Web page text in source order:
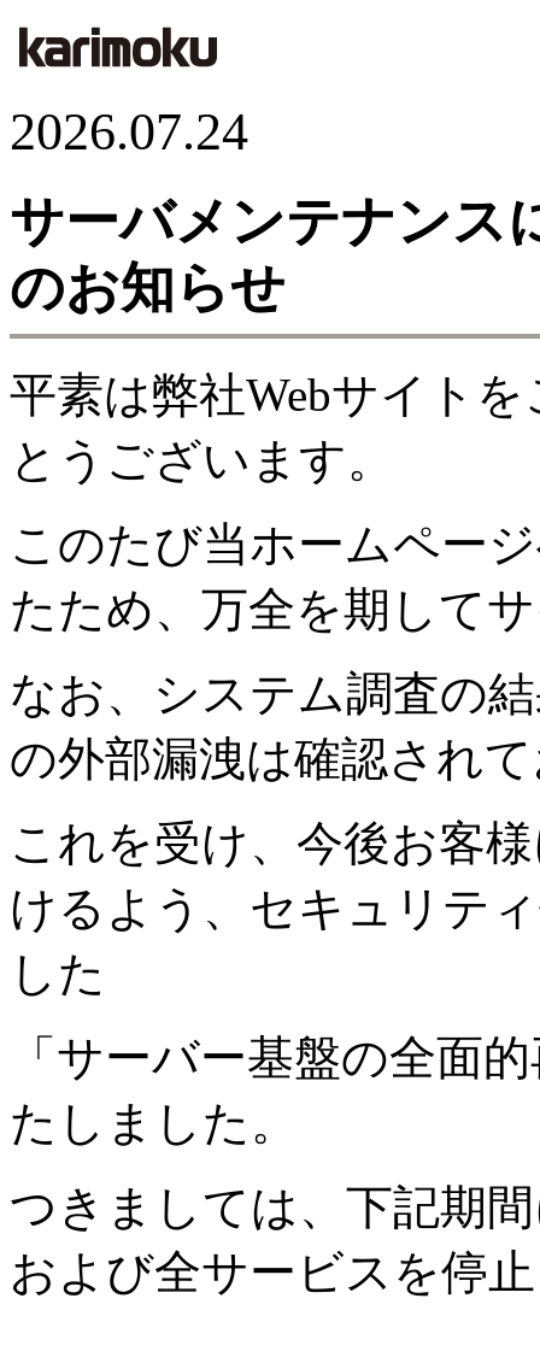
2026.07.24
サーバメンテナンス
のお知らせ
平素は弊社Webサイト
とうございます。
このたび当ホームペー
たため、万全を期して
なお、システム調査の
の外部漏洩は確認され
これを受け、今後お客
けるよう、セキュリテ
した
「サーバー基盤の全面
たしました。
つきましては、下記期
および全サービスを停